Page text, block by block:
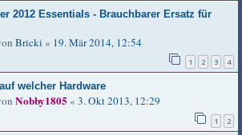
2012 Essentials - Brauchbarer Ersatz für
Bricki « 19. Mär 2014, 12:54
1 2 3 4
welcher Hardware
Nobby1805 « 3. Okt 2013, 12:29
1 2